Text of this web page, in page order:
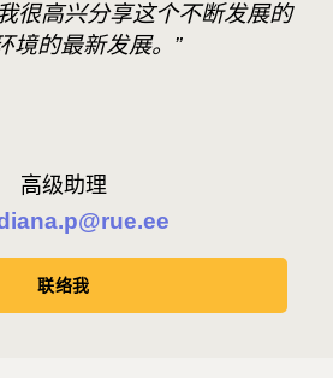
很高兴分享这个不断发展的
境的最新发展。”
高级助理
联络我